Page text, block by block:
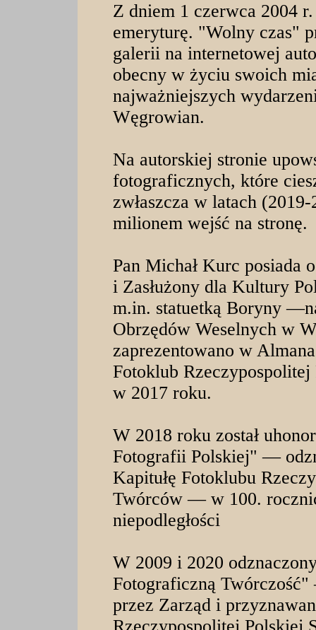
Z dniem 1 czerwca 2004
emeryturę. "Wolny czas"
galerii na internetowej
obecny w życiu swoich
najważniejszych
Węgrowian.
Na autorskiej stronie
fotograficznych, które
zwłaszcza w latach
milionem wejść na stronę.
Pan Michał Kurc posiada
i Zasłużony dla Kultury
m.in. statuetką Boryny
Obrzędów Weselnych w
zaprezentowano w
Fotoklub
w 2017 roku.
W 2018 roku został
Fotografii Polskiej" —
Kapitułę Fotoklubu
Twórców — w 100.
niepodległości
W 2009 i 2020
Fotograficzną
przez Zarząd i